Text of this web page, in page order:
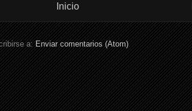
Inicio
a:Enviar comentarios (Atom)